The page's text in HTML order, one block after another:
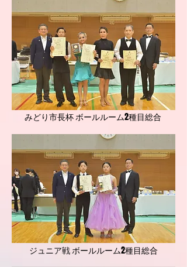
みどり市長杯 ボールルーム2種目総合
ジュニア戦 ボールルーム2種目総合